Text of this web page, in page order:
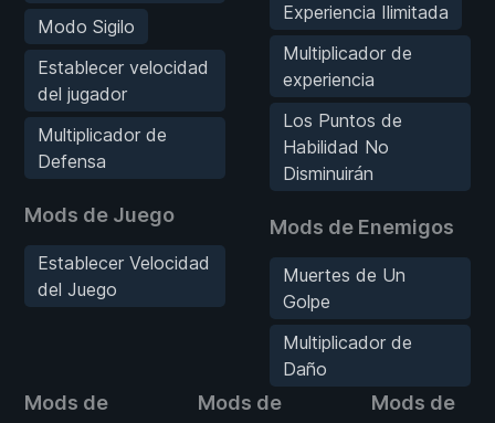
Modo Sigilo
Establecer velocidad
del jugador
Multiplicador de
Defensa
Mods de Juego
Establecer Velocidad
del Juego
Experiencia Ilimitada
Multiplicador de
experiencia
Los Puntos de
Habilidad No
Disminuirán
Mods de Enemigos
Muertes de Un
Golpe
Multiplicador de
Daño
Mods de
Mods de
Mods de